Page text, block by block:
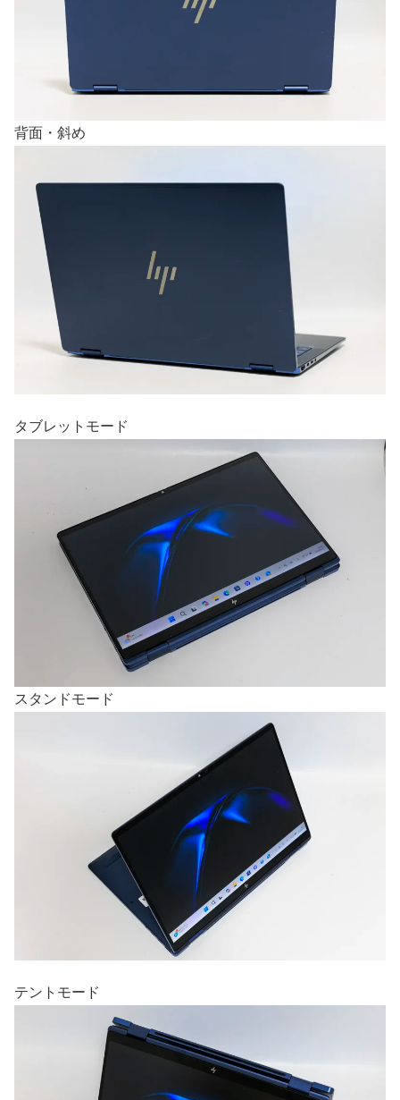
背面・斜め
タブレットモード
スタンドモード
テントモード